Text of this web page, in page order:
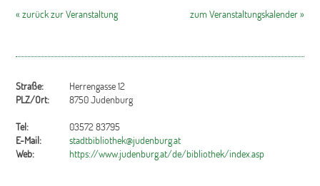
« zurück zur Veranstaltung zum Veranstaltungskalender »
Straße:
Herrengasse 12
PLZ/Ort:
8750 Judenburg
Tel:
03572 83795
E-Mail:
stadtbibliothek@judenburg.at
Web:
https://www.judenburg.at/de/bibliothek/index.asp